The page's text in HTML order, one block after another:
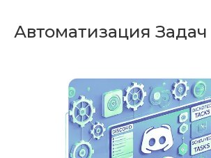
Автоматизация Задач